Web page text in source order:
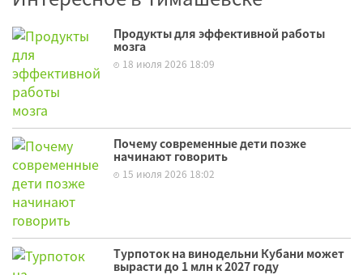
Продукты для эффективной работы
мозга
18 июля 2026 18:09
Почему современные дети позже
начинают говорить
15 июля 2026 18:02
Турпоток на винодельни Кубани может
вырасти до 1 млн к 2027 году